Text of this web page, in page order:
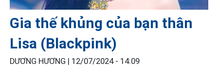
Gia thế khủng của bạn thân
Lisa (Blackpink)
DƯƠNG HƯƠNG | 12/07/2024 - 14:09